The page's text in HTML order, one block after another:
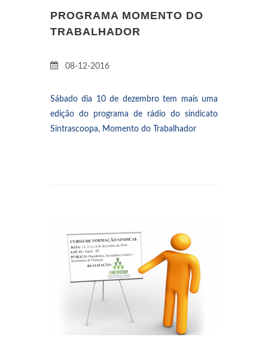
PROGRAMA MOMENTO DO
TRABALHADOR
08-12-2016
Sábado dia 10 de dezembro tem mais uma
edição do programa de rádio do sindicato
Sintrascoopa, Momento do Trabalhador